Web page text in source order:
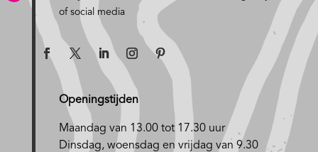
of social media
Openingstijden
Maandag van 13.00 tot 17.30 uur
Dinsdag, woensdag en vrijdag van 9.30